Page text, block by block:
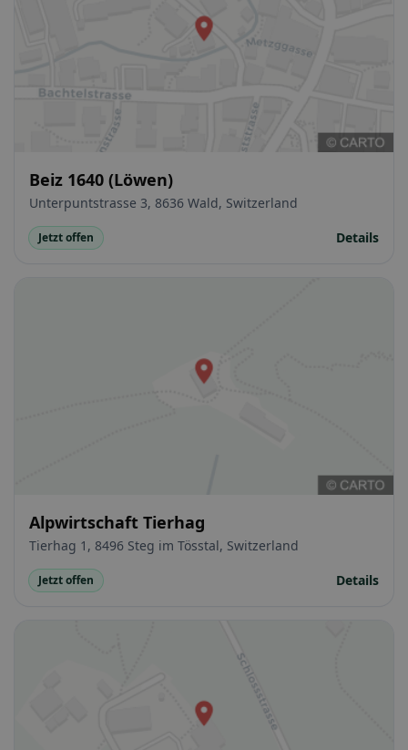
Beiz 1640 (Löwen)
Unterpuntstrasse 3, 8636 Wald, Switzerland
Jetzt offen Details
Alpwirtschaft Tierhag
Tierhag 1, 8496 Steg im Tösstal, Switzerland
Jetzt offen Details